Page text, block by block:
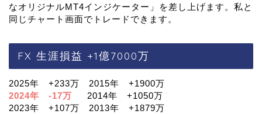
なオリジナルMT4インジケーター」を差し上げます。私と
同じチャート画面でトレードできます。
FX 生涯損益 +1億7000万
2025年 +233万 2015年 +1900万
2024年 -17万
2014年 +1050万
2023年 +107万 2013年 +1879万